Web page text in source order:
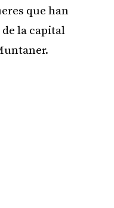
que han
la capital